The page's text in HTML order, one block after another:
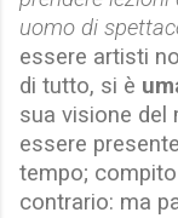
uomo di
essere artisti
di tutto, si è
sua visione del
essere
tempo;
contrario: ma